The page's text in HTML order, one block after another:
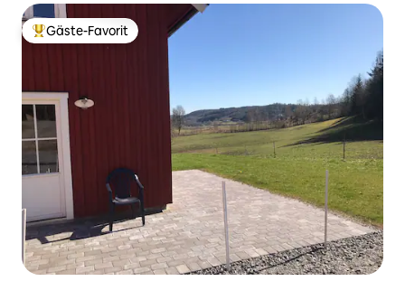
Beliebter Gäste-Favorit.
Gäste-Favorit